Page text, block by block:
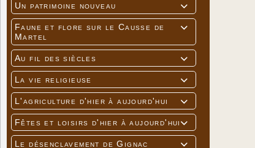

Un patrimoine nouveau

Faune et flore sur le Causse de
Martel

Au fil des siècles

La vie religieuse

L'agriculture d'hier à aujourd'hui

Fêtes et loisirs d'hier à aujourd'hui

Le désenclavement de Gignac